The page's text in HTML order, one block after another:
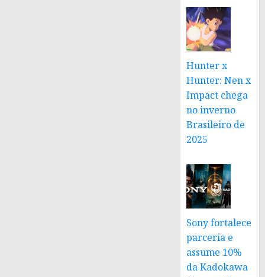
Hunter x
Hunter: Nen x
Impact chega
no inverno
Brasileiro de
2025
Sony fortalece
parceria e
assume 10%
da Kadokawa